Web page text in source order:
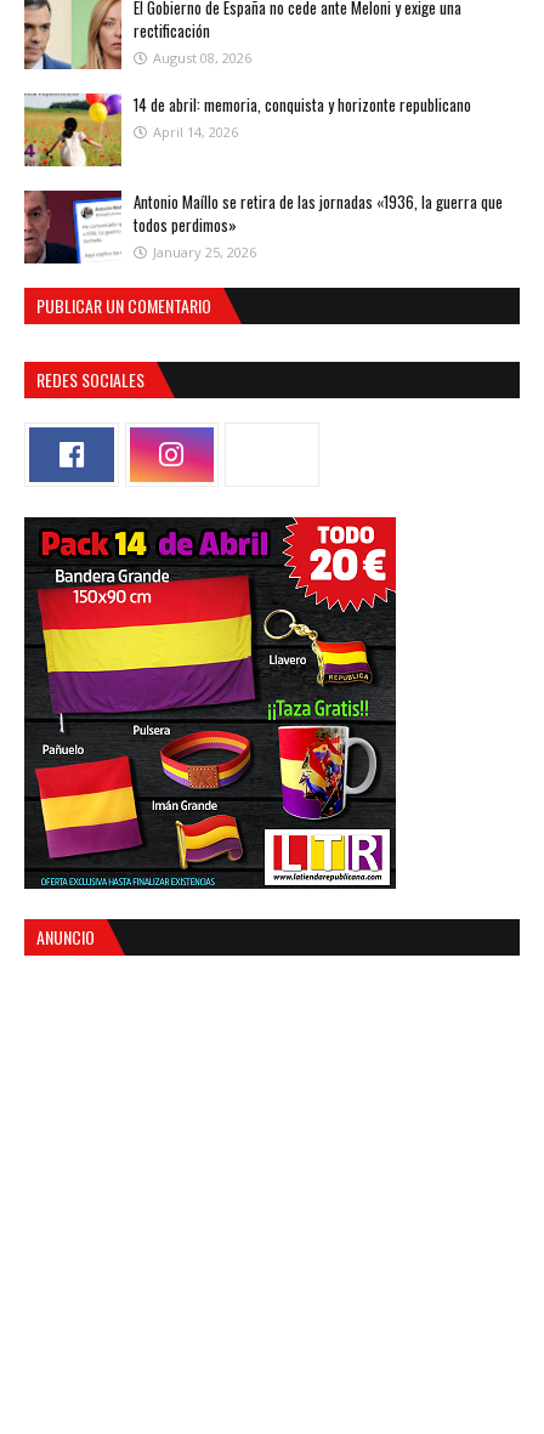
El Gobierno de España no cede ante Meloni y exige una
rectificación
August 08, 2026
14 de abril: memoria, conquista y horizonte republicano
April 14, 2026
Antonio Maíllo se retira de las jornadas «1936, la guerra que
todos perdimos»
January 25, 2026
PUBLICAR UN COMENTARIO
REDES SOCIALES
ANUNCIO